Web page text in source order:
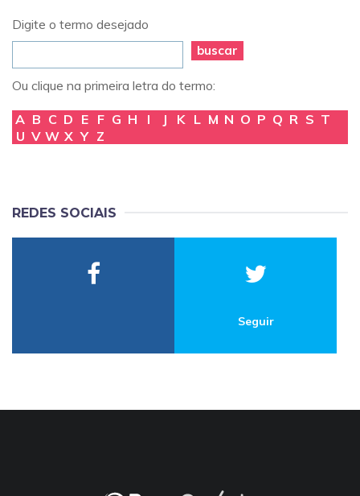
Digite o termo desejado
buscar
Ou clique na primeira letra do termo:
A B C D E F G H I J K L M N O P Q R S T
U V W X Y Z
REDES SOCIAIS
Seguir